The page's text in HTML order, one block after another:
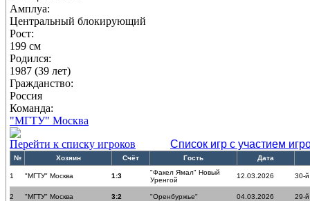
Амплуа:
Центральный блокирующий
Рост:
199 см
Родился:
1987 (39 лет)
Гражданство:
Россия
Команда:
"МГТУ" Москва
Перейти к списку игроков
Список игр с участием
№ Хозяин Счёт Гость Дата
1 "МГТУ" Москва 1:3
"Факел Ямал" Новый
Уренгой
12.03.2026 30-й
2 "МГТУ" Москва 3:2 "Оренбуржье" 04.03.2026 29-й